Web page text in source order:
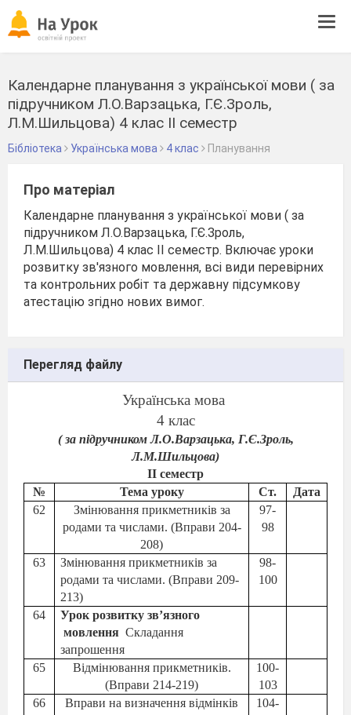
Календарне планування з української мови ( за
підручником Л.О.Варзацька, Г.Є.Зроль,
Л.М.Шильцова) 4 клас ІІ семестр
Бібліотека Українська мова 4 клас Планування
Про матеріал
Календарне планування з української мови ( за
підручником Л.О.Варзацька, Г.Є.Зроль,
Л.М.Шильцова) 4 клас ІІ семестр. Включає уроки
розвитку зв'язного мовлення, всі види перевірних
та контрольних робіт та державну підсумкову
атестацію згідно нових вимог.
Перегляд файлу
Українська мова
4 клас
( за підручником Л.О.Варзацька, Г.Є.Зроль,
Л.М.Шильцова)
ІІ семестр
№
Тема уроку Ст.
Дата
62
Змінювання прикметників за
родами та числами. (Вправи 204-
208)
97-
98
63
Змінювання прикметників за
родами та числами. (Вправи 209-
213)
98-
100
64 Урок розвиткузв’язного
мовлення Складання
запрошення
65
Відмінювання прикметників.
(Вправи 214-219)
100-
103
66
Вправи на визначення відмінків
104-